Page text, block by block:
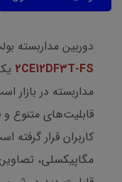
دوربین مداربسته
2CE12DF3T-FS
مداربسته در بازار
قابلیت‌های متنوع